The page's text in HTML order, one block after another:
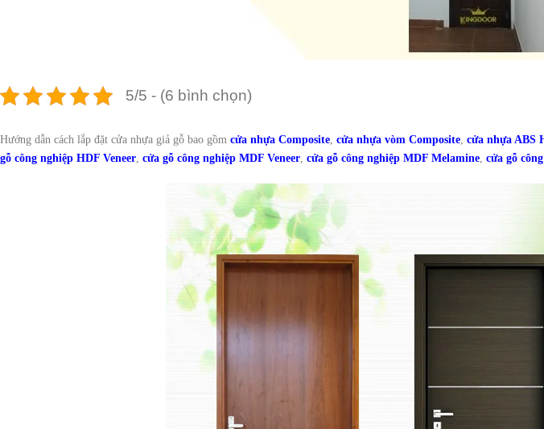
5/5 - (6 bình chọn)
Hướng dẫn cách lắp đặt cửa nhựa giả gỗ bao gồm cửa nhựa Composite, cửa nhựa vòm Composite, cửa nhựa ABS
gỗ công nghiệp HDF Veneer, cửa gỗ công nghiệp MDF Veneer, cửa gỗ công nghiệp MDF Melamine, cửa gỗ